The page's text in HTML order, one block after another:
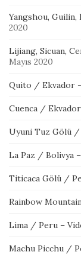
Yangshou,
2020
Lijiang, Sicuan,
Mayıs 2020
Quito / Ekvador
Cuenca /
Uyuni Tuz Gölü /
La Paz / Bolivya
Titicaca Gölü /
Rainbow
Lima / Peru –
Machu Picchu /